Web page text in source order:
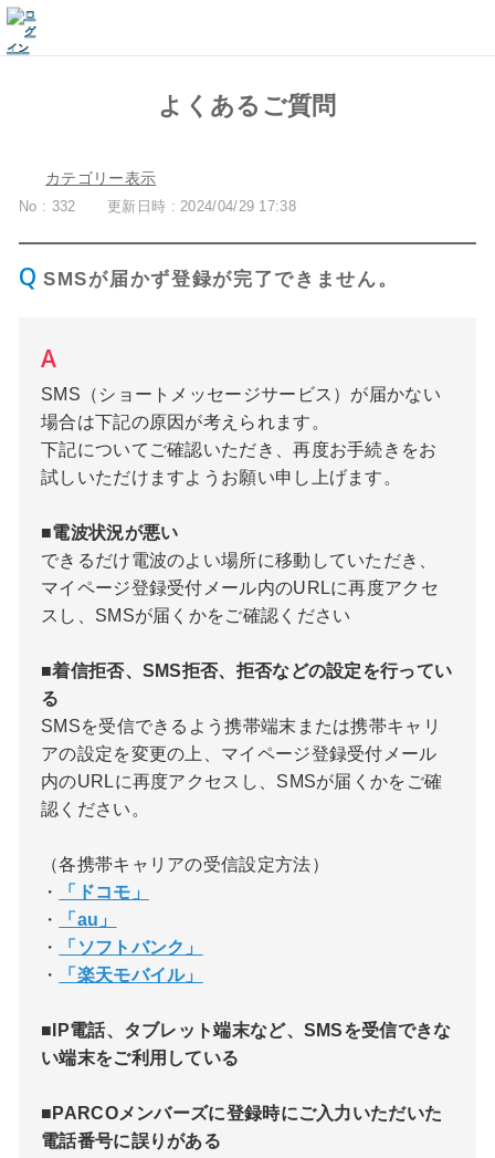
よくあるご質問
カテゴリー表示
No : 332 更新日時 : 2024/04/29 17:38
SMSが届かず登録が完了できません。
SMS（ショートメッセージサービス）が届かない
場合は下記の原因が考えられます。
下記についてご確認いただき、再度お手続きをお
試しいただけますようお願い申し上げます。
■電波状況が悪い
できるだけ電波のよい場所に移動していただき、
マイページ登録受付メール内のURLに再度アクセ
スし、SMSが届くかをご確認ください
■着信拒否、SMS拒否、拒否などの設定を行ってい
る
SMSを受信できるよう携帯端末または携帯キャリ
アの設定を変更の上、マイページ登録受付メール
内のURLに再度アクセスし、SMSが届くかをご確
認ください。
（各携帯キャリアの受信設定方法）
・
「ドコモ」
・
「au」
・
「ソフトバンク」
・
「楽天モバイル」
■IP電話、タブレット端末など、SMSを受信できな
い端末をご利用している
■PARCOメンバーズに登録時にご入力いただいた
電話番号に誤りがある